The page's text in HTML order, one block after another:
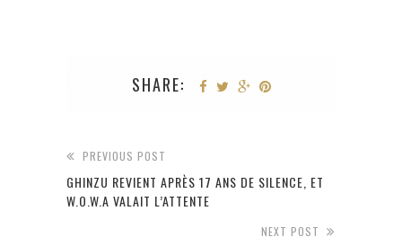
SHARE:
PREVIOUS POST
GHINZU REVIENT APRÈS 17 ANS DE SILENCE, ET
W.O.W.A VALAIT L’ATTENTE
NEXT POST